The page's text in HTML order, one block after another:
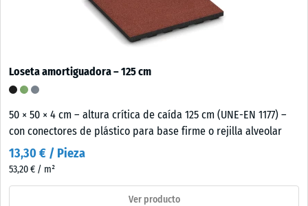
Loseta amortiguadora – 125 cm
50 × 50 × 4 cm – altura crítica de caída 125 cm (UNE-EN 1177) –
con conectores de plástico para base firme o rejilla alveolar
13,30 € / Pieza
53,20 € / m²
Ver producto